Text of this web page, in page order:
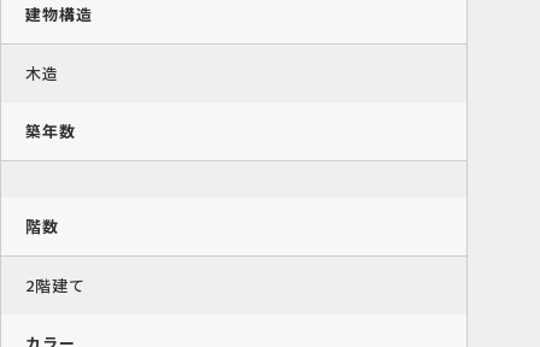
建物構造
木造
築年数
階数
2階建て